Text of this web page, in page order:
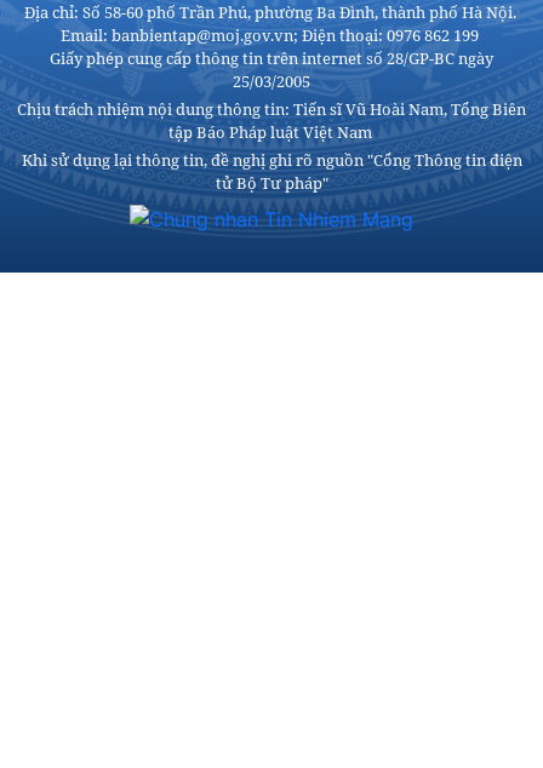
Địa chỉ: Số 58-60 phố Trần Phú, phường Ba Đình, thành phố Hà Nội.
Email: banbientap@moj.gov.vn; Điện thoại: 0976 862 199
Giấy phép cung cấp thông tin trên internet số 28/GP-BC ngày
25/03/2005
Chịu trách nhiệm nội dung thông tin: Tiến sĩ Vũ Hoài Nam, Tổng Biên
tập Báo Pháp luật Việt Nam
Khi sử dụng lại thông tin, đề nghị ghi rõ nguồn "Cổng Thông tin điện
tử Bộ Tư pháp"